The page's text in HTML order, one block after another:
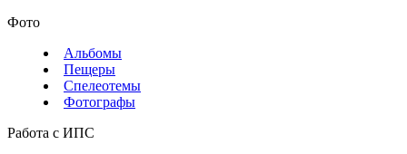
Фото
Альбомы
Пещеры
Спелеотемы
Фотографы
Работа с ИПС